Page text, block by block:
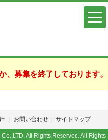
、募集を終了しております。
お問い合わせ サイトマップ
All Rights Reserved. All Rights